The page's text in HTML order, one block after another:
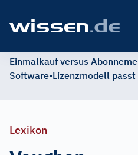
Einmalkauf versus
Software-Lizenzmodell passt
Lexikon